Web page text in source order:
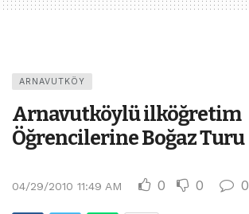
ARNAVUTKÖY
Arnavutköylü ilköğretim
Öğrencilerine Boğaz Turu
04/29/2010 11:49 AM 0 0 0